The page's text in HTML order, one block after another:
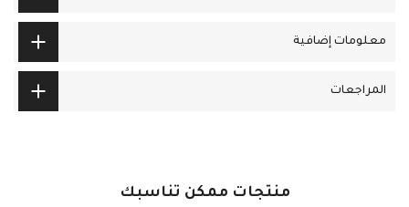
معلومات إضافية
المراجعات
منتجات ممكن تناسبك